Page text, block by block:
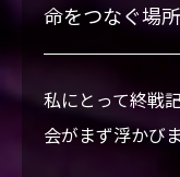
命をつなぐ場所
私にとって終戦
会がまず浮かびま